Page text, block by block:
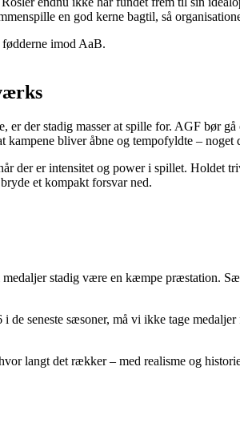
en god kerne bagtil, så
er der stadig masser at spille for. AGF bør
kampene bliver åbne og tempofyldte – noget
der er intensitet og power i spillet. Holdet
et kompakt forsvar ned.
stadig være en kæmpe præstation.
de seneste sæsoner, må vi ikke tage
langt det rækker – med realisme og